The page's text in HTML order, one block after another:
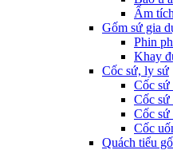
Ấm
Gốm sứ gia
Phin
Khay
Cốc sứ, ly sứ
Cốc sứ
Cốc sứ
Cốc sứ
Cốc
Quách tiểu